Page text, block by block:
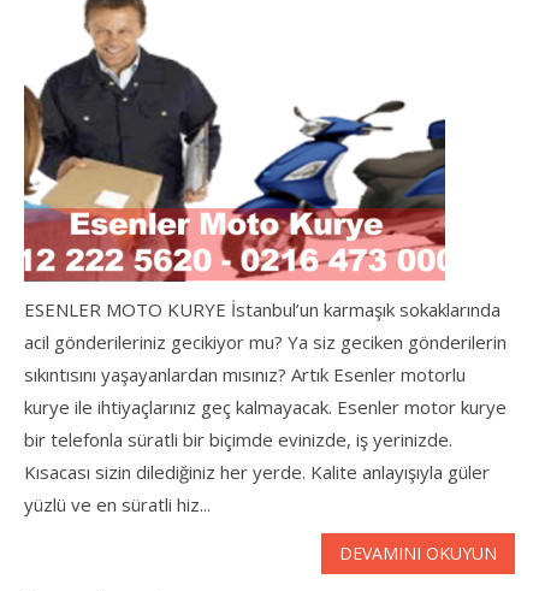
ESENLER MOTO KURYE İstanbul’un karmaşık sokaklarında
acil gönderileriniz gecikiyor mu? Ya siz geciken gönderilerin
sıkıntısını yaşayanlardan mısınız? Artık Esenler motorlu
kurye ile ihtiyaçlarınız geç kalmayacak. Esenler motor kurye
bir telefonla süratli bir biçimde evinizde, iş yerinizde.
Kısacası sizin dilediğiniz her yerde. Kalite anlayışıyla güler
yüzlü ve en süratli hiz...
DEVAMINI OKUYUN